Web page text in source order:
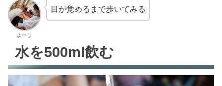
よーじ
目が覚めるまで歩いてみる
水を500ml飲む